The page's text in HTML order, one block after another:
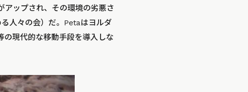
ップされ、その環境の劣悪さ
人々の会）だ。Petaはヨルダ
の現代的な移動手段を導入しな